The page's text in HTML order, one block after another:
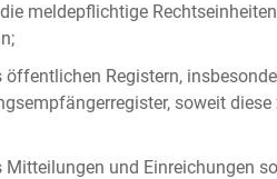
meldepflichtige
öffentlichen Registern,
soweit
Mitteilungen und Einreichungen